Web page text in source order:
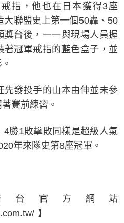
指，他也在日本獲得3座
大聯盟史上第一個50轟、50
獎台後，一一與現場人員握
著冠軍戒指的藍色盒子，並
先發投手的山本由伸並未參
賽前練習。
勝1敗擊敗同樣是超級人氣
年來隊史第8座冠軍。
台官方網站
】